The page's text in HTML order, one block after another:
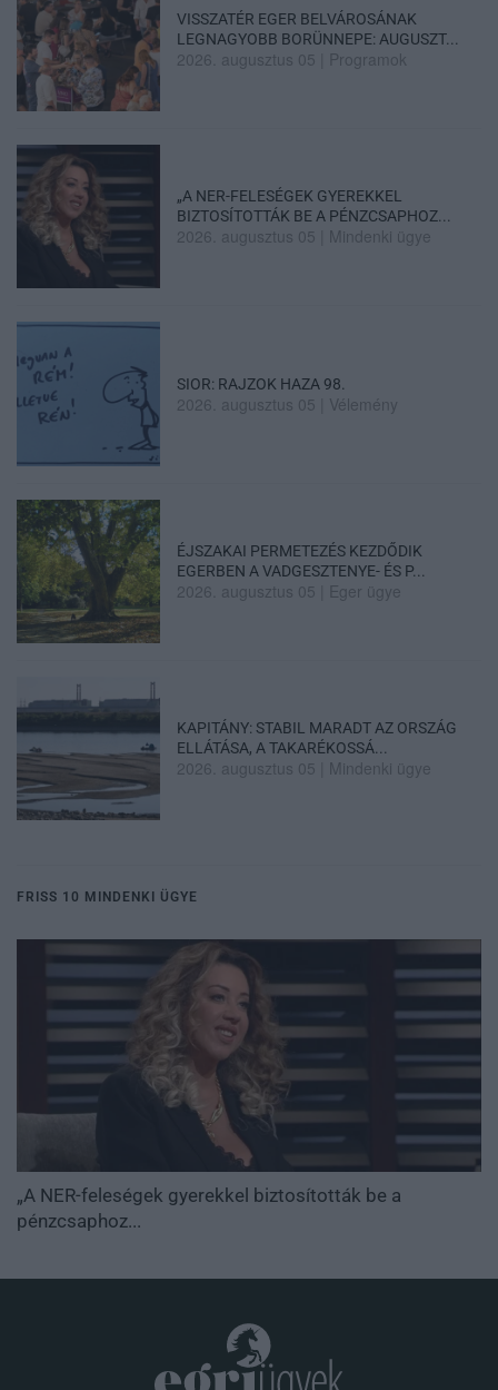
VISSZATÉR EGER BELVÁROSÁNAK
LEGNAGYOBB BORÜNNEPE: AUGUSZT...
2026. augusztus 05 Programok
„A NER-FELESÉGEK GYEREKKEL
BIZTOSÍTOTTÁK BE A PÉNZCSAPHOZ...
2026. augusztus 05 Mindenki ügye
SIOR: RAJZOK HAZA 98.
2026. augusztus 05 Vélemény
ÉJSZAKAI PERMETEZÉS KEZDŐDIK
EGERBEN A VADGESZTENYE- ÉS P...
2026. augusztus 05 Eger ügye
KAPITÁNY: STABIL MARADT AZ ORSZÁG
ELLÁTÁSA, A TAKARÉKOSSÁ...
2026. augusztus 05 Mindenki ügye
FRISS 10 MINDENKI ÜGYE
„A NER-feleségek gyerekkel biztosították be a
pénzcsaphoz...